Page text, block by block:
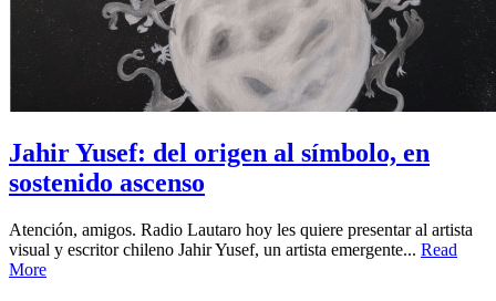
Jahir Yusef: del origen al símbolo, en
sostenido ascenso
Atención, amigos. Radio Lautaro hoy les quiere presentar al artista
visual y escritor chileno Jahir Yusef, un artista emergente... Read
More